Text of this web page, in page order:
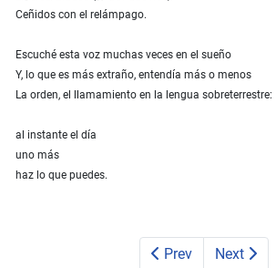
Ceñidos con el relámpago.
Escuché esta voz muchas veces en el sueño
Y, lo que es más extraño, entendía más o menos
La orden, el llamamiento en la lengua sobreterrestre:
al instante el día
uno más
haz lo que puedes.
Prev Next